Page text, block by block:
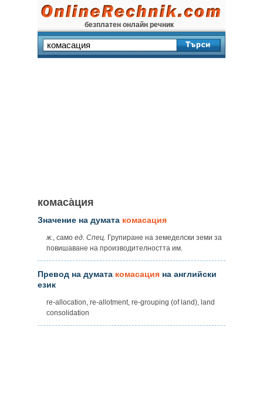
безплатен онлайн речник
комаса̀ция
Значение на думата комасация
ж., само ед. Спец. Групиране на земеделски земи за
повишаване на производителността им.
Превод на думата комасация на английски
език
re-allocation, re-allotment, re-grouping (of land), land
consolidation